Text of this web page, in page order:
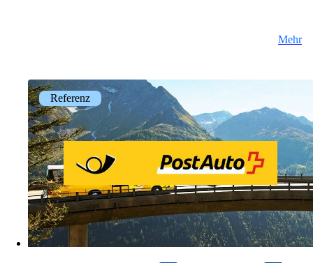
Jobs
Auch interessant:
Mehr
Referenz